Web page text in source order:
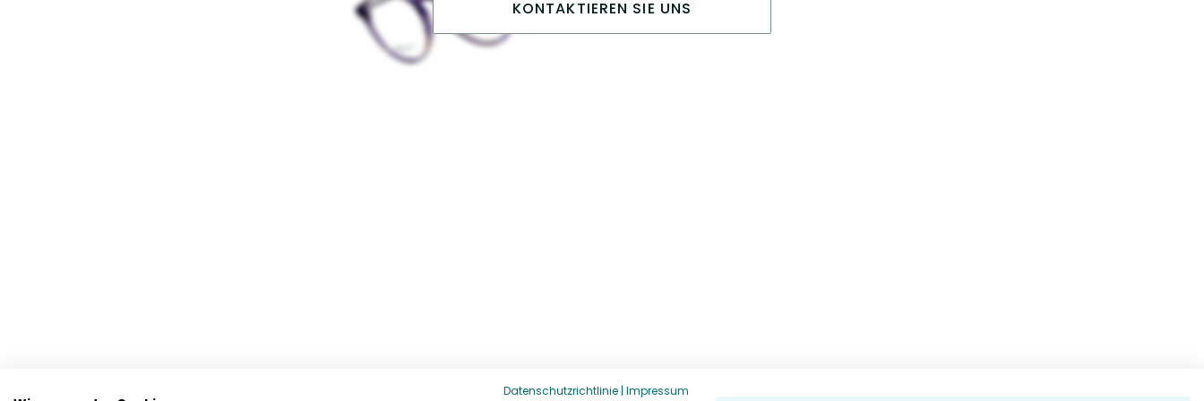
KONTAKTIEREN SIE UNS
Datenschutzrichtlinie | Impressum